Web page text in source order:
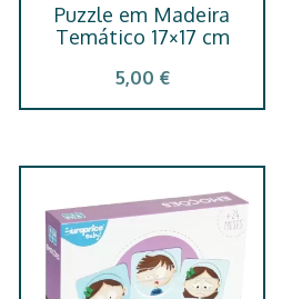
Puzzle em Madeira
Temático 17×17 cm
5,00 €